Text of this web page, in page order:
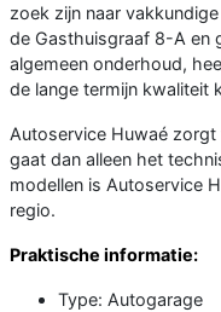
zoek zijn naar
de Gasthuisgraaf 8-A en
algemeen onderhoud,
de lange termijn kwaliteit
Autoservice Huwaé
gaat dan alleen het
modellen is Autoservice
regio.
Praktische informatie:
Type: Autogarage